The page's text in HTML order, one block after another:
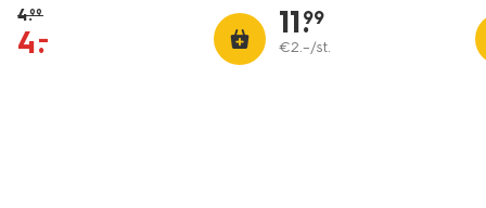
4.99
4.
– 11.
99
€2.–/st.